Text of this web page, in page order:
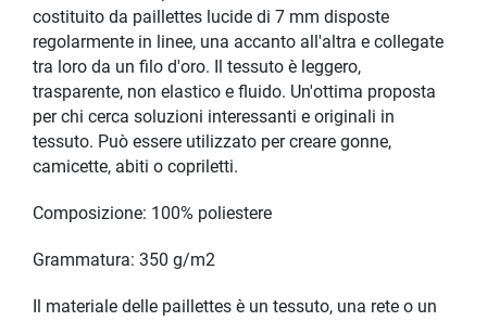
costituito da paillettes lucide di 7 mm disposte
regolarmente in linee, una accanto all'altra e collegate
tra loro da un filo d'oro. Il tessuto è leggero,
trasparente, non elastico e fluido. Un'ottima proposta
per chi cerca soluzioni interessanti e originali in
tessuto. Può essere utilizzato per creare gonne,
camicette, abiti o copriletti.
Composizione: 100% poliestere
Grammatura: 350 g/m2
Il materiale delle paillettes è un tessuto, una rete o un